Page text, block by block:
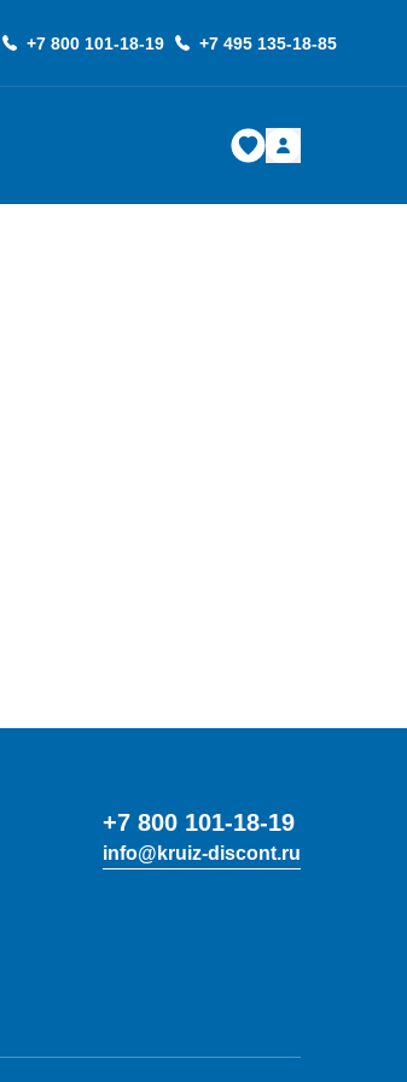
+7 800 101-18-19 +7 495 135-18-85
+7 800 101-18-19
info@kruiz-discont.ru